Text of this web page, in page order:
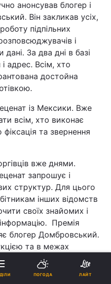
анонсував блогер і
Він закликав усіх,
підпільних
і
дані. За два дні в базі
адрес. Всім, хто
достойна
із Мексики. Вже
всім, хто виконає
та звернення
вже днями.
запрошує і
структур. Для цього
інших відомств
своїх знайомих і
Премія
блогер Домбровський.
та в межах
активіст отримає 1
"закладника", за
ПОГОДА ЛАЙТ